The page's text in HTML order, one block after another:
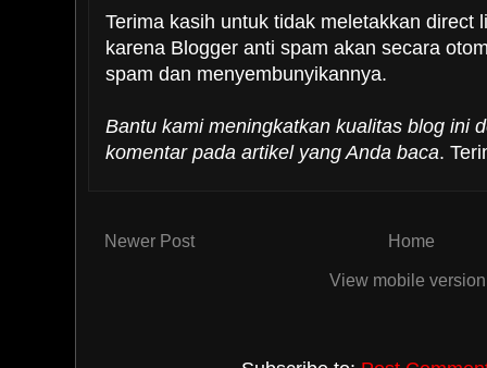
enggink 24 May, 2011 15:58
barusan juga upgrade ke 10.04
tapi masih oktober ya
mudahan aja yang 11.10
natty
24 May, 2011
Terima kasih untuk tidak meletakkan direct
karena Blogger anti spam akan secara
spam dan menyembunyikannya.
Bantu kami meningkatkan kualitas blog ini
komentar pada artikel yang Anda baca.
Newer Post Home
View mobile version